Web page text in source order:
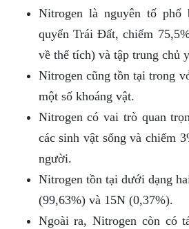
Nitrogen là nguyên tố phổ
quyển Trái Đất, chiếm
về thể tích) và tập trung chủ
Nitrogen cũng tồn tại trong
một số khoáng vật.
Nitrogen có vai trò quan
các sinh vật sống và chiếm
người.
Nitrogen tồn tại dưới dạng
(99,63%) và 15N (0,37%).
Ngoài ra, Nitrogen còn có